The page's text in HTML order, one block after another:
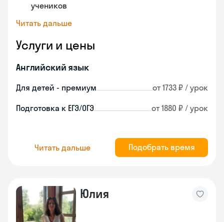
учеников
Читать дальше
Услуги и цены
Английский язык
Для детей - премиум от 1733 ₽ / урок
Подготовка к ЕГЭ/ОГЭ от 1880 ₽ / урок
Читать дальше Подобрать время
Юлия